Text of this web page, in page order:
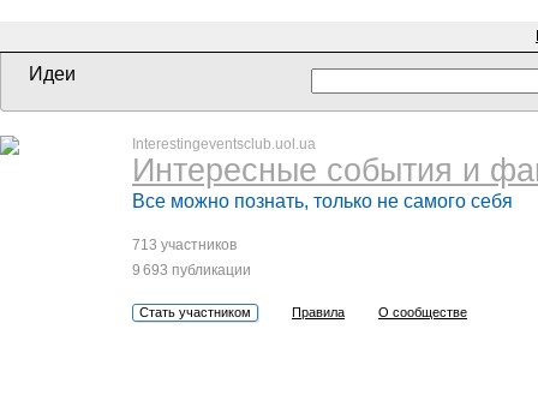
Идеи
Interestingeventsclub.uol.ua
Интересные события и
Все можно познать, только не самого себя
713 участников
9 693 публикации
Стать участником Правила О сообществе